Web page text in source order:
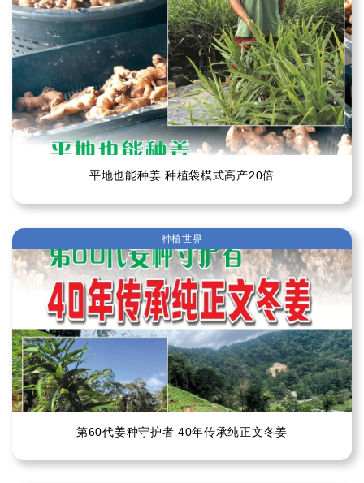
平地也能种姜 种植袋模式高产20倍
种植世界
第60代姜种守护者 40年传承纯正文冬姜